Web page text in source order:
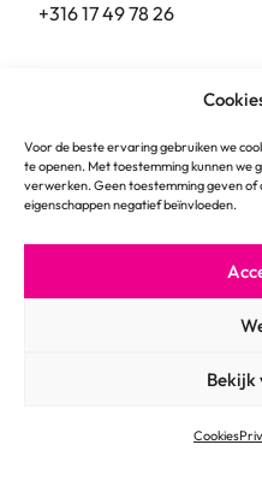
Voor de beste ervaring gebruiken we
te openen. Met toestemming kunnen we
verwerken. Geen toestemming geven of
eigenschappen negatief beïnvloeden.
Bekijk
Cookies
+316 17 49 78 26
5801 BL, Venray